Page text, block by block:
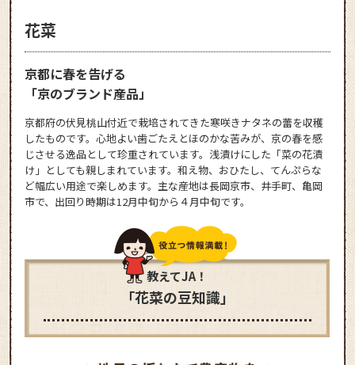
花菜
京都に春を告げる
「京のブランド産品」
京都府の伏見桃山付近で栽培されてきた寒咲きナタネの蕾を収穫
したものです。心地よい歯ごたえとほのかな苦みが、京の春を感
じさせる逸品として珍重されています。浅漬けにした「菜の花漬
け」としても親しまれています。和え物、おひたし、てんぷらな
ど幅広い用途で楽しめます。主な産地は長岡京市、井手町、亀岡
市で、出回り時期は12月中旬から４月中旬です。
教えてJA！
「花菜の豆知識」